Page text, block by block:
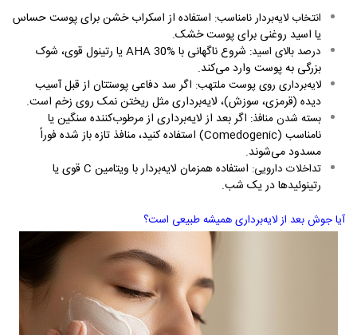
انتخاب لایه‌بردار نامناسب: استفاده از اسکراب خشن برای پوست حساس
یا اسید روغنی برای پوست خشک.
درصد بالای اسید: شروع ناگهانی با AHA 30%یا رتینول قوی، شوک
بزرگی به پوست وارد می‌کند.
لایه‌برداری روی پوست ملتهب: اگر سد دفاعی پوستتان از قبل آسیب
دیده (قرمزی، سوزش)، لایه‌برداری مثل ریختن نمک روی زخم است.
بسته شدن منافذ: اگر بعد از لایه‌برداری از مرطوب‌کننده سنگین یا
نامناسب (Comedogenic) استفاده کنید، منافذ تازه باز شده فوراً
مسدود می‌شوند.
تداخلات دارویی: استفاده همزمان لایه‌بردار با ویتامین C قوی یا
رتینوئیدها در یک شب.
آیا جوش بعد از لایه‌برداری همیشه طبیعی است؟